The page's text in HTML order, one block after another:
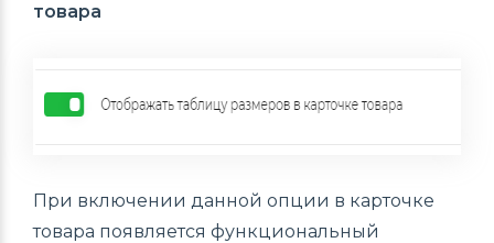
товара
При включении данной опции в карточке
товара появляется функциональный